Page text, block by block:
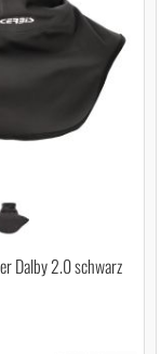
Dalby 2.0 schwarz